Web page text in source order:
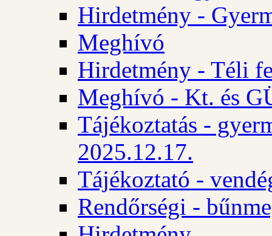
Hirdetmény -
Meghívó
Hirdetmény - Téli
Meghívó - Kt. és
Tájékoztatás -
2025.12.17.
Tájékoztató -
Rendőrségi -